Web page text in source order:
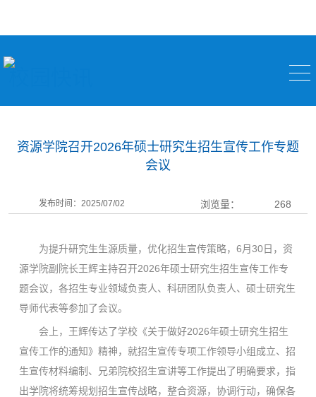
资源学院召开2026年硕士研究生招生宣传工作专题
会议
发布时间：2025/07/02 浏览量： 268
为提升研究生生源质量，优化招生宣传策略，6月30日，资
源学院副院长王辉主持召开2026年硕士研究生招生宣传工作专
题会议，各招生专业领域负责人、科研团队负责人、硕士研究生
导师代表等参加了会议。
会上，王辉传达了学校《关于做好2026年硕士研究生招生
宣传工作的通知》精神，就招生宣传专项工作领导小组成立、招
生宣传材料编制、兄弟院校招生宣讲等工作提出了明确要求，指
出学院将统筹规划招生宣传战略，整合资源，协调行动，确保各